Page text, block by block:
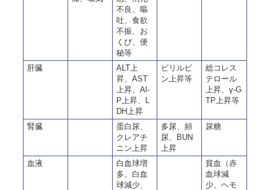
不良、嘔
吐、食欲
不振、お
くび、便
秘等
肝臓
ALT上
昇、AST
上昇、Al-
P上昇、L
DH上昇
ビリルビ
ン上昇等
総コレス
テロール
上昇、γ-G
TP上昇等
腎臓
蛋白尿、
クレアチ
ニン上昇
多尿、頻
尿、BUN
上昇
尿糖
血液
白血球増
多、白血
球減少、
貧血（赤
血球減
少、ヘモ